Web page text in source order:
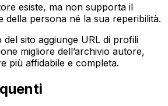
esiste, ma non supporta il
della persona né la sua reperibilità.
sito aggiunge URL di profili
migliore dell’archivio autore,
più affidabile e completa.